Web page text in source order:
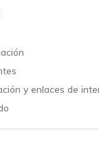
y enlaces de